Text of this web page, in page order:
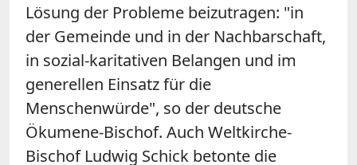
Lösung der Probleme beizutragen: "in
der Gemeinde und in der Nachbarschaft,
in sozial-karitativen Belangen und im
generellen Einsatz für die
Menschenwürde", so der deutsche
Ökumene-Bischof. Auch Weltkirche-
Bischof Ludwig Schick betonte die